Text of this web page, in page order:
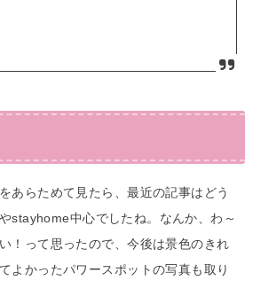
あらためて見たら、最近の記事はどう
stayhome中心でしたね。なんか、わ～
！って思ったので、今後は景色のきれ
よかったパワースポットの写真も取り